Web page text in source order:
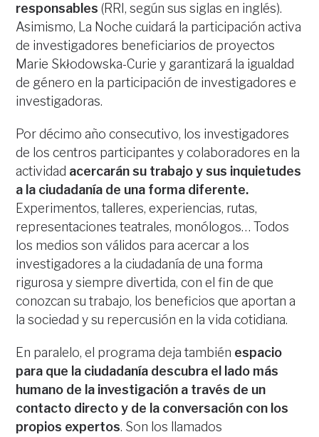
responsables (RRI, según sus siglas en inglés).
Asimismo, La Noche cuidará la participación activa
de investigadores beneficiarios de proyectos
Marie Skłodowska-Curie y garantizará la igualdad
de género en la participación de investigadores e
investigadoras.
Por décimo año consecutivo, los investigadores
de los centros participantes y colaboradores en la
actividad acercarán su trabajo y sus inquietudes
a la ciudadanía de una forma diferente.
Experimentos, talleres, experiencias, rutas,
representaciones teatrales, monólogos… Todos
los medios son válidos para acercar a los
investigadores a la ciudadanía de una forma
rigurosa y siempre divertida, con el fin de que
conozcan su trabajo, los beneficios que aportan a
la sociedad y su repercusión en la vida cotidiana.
En paralelo, el programa deja también espacio
para que la ciudadanía descubra el lado más
humano de la investigación a través de un
contacto directo y de la conversación con los
propios expertos. Son los llamados